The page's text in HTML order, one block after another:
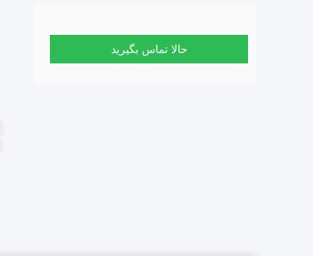
حالا تماس بگیرید